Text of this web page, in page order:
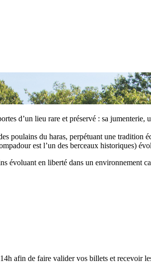
d’un lieu rare et préservé : sa
poulains du haras, perpétuant une tradition
est l’un des berceaux historiques)
évoluant en liberté dans un environnement
afin de faire valider vos billets et recevoir